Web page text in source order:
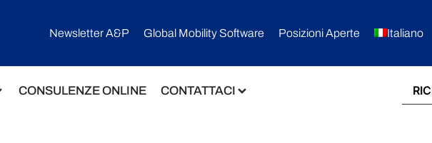
Newsletter A&P Global Mobility Software​ Posizioni Aperte Italiano
CONSULENZE ONLINE CONTATTACI